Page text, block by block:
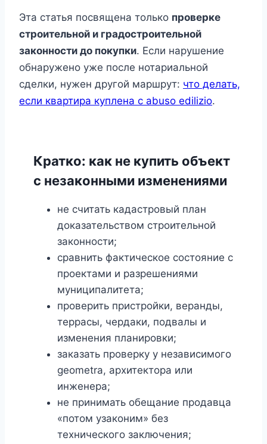
Эта статья посвящена только проверке
строительной и градостроительной
законности до покупки. Если нарушение
обнаружено уже после нотариальной
сделки, нужен другой маршрут: что делать,
если квартира куплена с abuso edilizio.
Кратко: как не купить объект
с незаконными изменениями
не считать кадастровый план
доказательством строительной
законности;
сравнить фактическое состояние с
проектами и разрешениями
муниципалитета;
проверить пристройки, веранды,
террасы, чердаки, подвалы и
изменения планировки;
заказать проверку у независимого
geometra, архитектора или
инженера;
не принимать обещание продавца
«потом узаконим» без
технического заключения;